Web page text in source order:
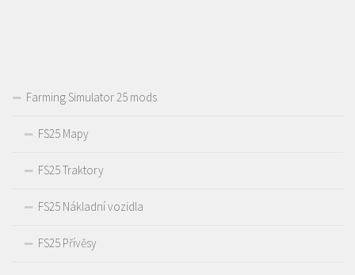
Farming Simulator 25 mods
FS25 Mapy
FS25 Traktory
FS25 Nákladní vozidla
FS25 Přívěsy